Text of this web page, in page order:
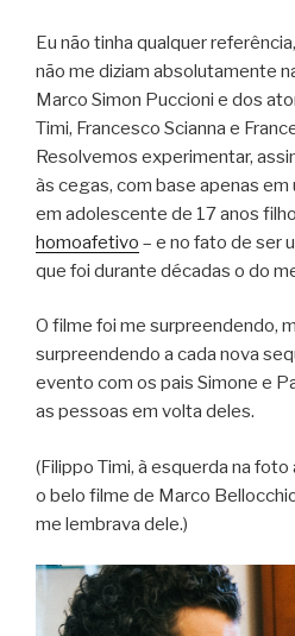
Eu não tinha qualquer
não me diziam absolutamente
Marco Simon Puccioni e dos
Timi, Francesco Scianna e
Resolvemos experimentar,
às cegas, com base apenas em
em adolescente de 17 anos
homoafetivo – e no fato de ser
que foi durante décadas o do
O filme foi me surpreendendo,
surpreendendo a cada nova
evento com os pais Simone e
as pessoas em volta deles.
(Filippo Timi, à esquerda na foto
o belo filme de Marco
me lembrava dele.)